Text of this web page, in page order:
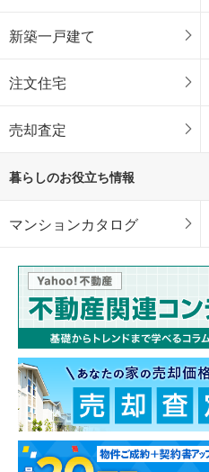
新築一戸建て
注文住宅
売却査定
暮らしのお役立ち情報
マンションカタログ